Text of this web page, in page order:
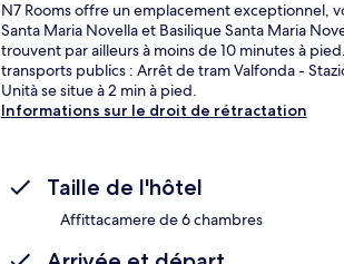
N7 Rooms offre un emplacement exceptionnel,
Santa Maria Novella et Basilique Santa Maria
trouvent par ailleurs à moins de 10 minutes à
transports publics : Arrêt de tram Valfonda -
Unità se situe à 2 min à pied.
Informations sur le droit de rétractation
Taille de l'hôtel
Affittacamere de 6 chambres